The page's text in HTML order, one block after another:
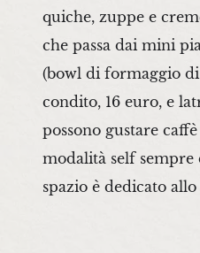
quiche, zuppe e
che passa dai mini
(bowl di formaggio di
condito, 16 euro, e
possono gustare
modalità self sempre
spazio è dedicato allo